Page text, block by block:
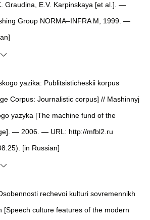
Graudina, E.V. Karpinskaya [et al.]. —
Group NORMA–INFRA M, 1999. —
yazika: Publitsisticheskii korpus
Corpus: Journalistic corpus] // Mashinnyj
yazyka [The machine fund of the
— 2006. — URL: http://mfbl2.ru
[in Russian]
rechevoi kulturi sovremennikh
[Speech culture features of the modern